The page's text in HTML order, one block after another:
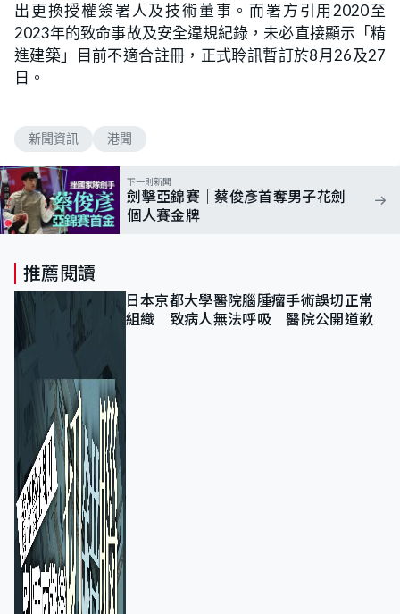
出更換授權簽署人及技術董事。而署方引用2020至
2023年的致命事故及安全違規紀錄，未必直接顯示「精
進建築」目前不適合註冊，正式聆訊暫訂於8月26及27
日。
新聞資訊 港聞
下一則新聞
劍擊亞錦賽｜蔡俊彥首奪男子花劍
個人賽金牌
推薦閱讀
日本京都大學醫院腦腫瘤手術誤切正常
組織 致病人無法呼吸 醫院公開道歉